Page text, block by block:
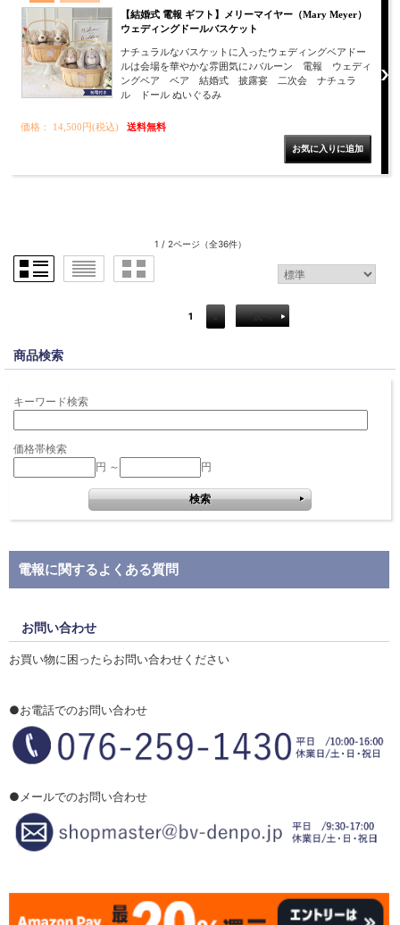
【結婚式 電報 ギフト】メリーマイヤー（Mary Meyer）
ウェディングドールバスケット
ナチュラルなバスケットに入ったウェディングベアドー
ルは会場を華やかな雰囲気に♪バルーン 電報 ウェディ
ングベア ベア 結婚式 披露宴 二次会 ナチュラ
ル ドール ぬいぐるみ
価格： 14,500円(税込) 送料無料
1 / 2ページ （全36件）
1 2 次へ
商品検索
キーワード検索
価格帯検索
円 ～
円
電報に関するよくある質問
お問い合わせ
お買い物に困ったらお問い合わせください
●お電話でのお問い合わせ
●メールでのお問い合わせ